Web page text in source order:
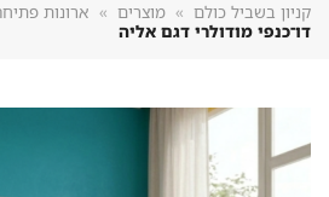
קניון בשביל כולם מוצרים ארונות פתיחה
דו־כנפי מודולרי דגם אליה